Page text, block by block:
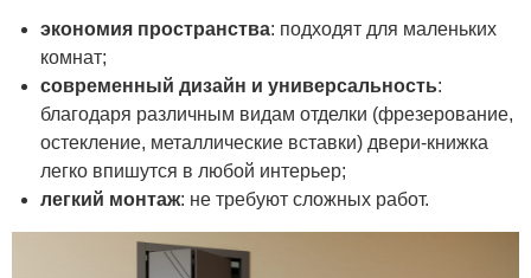
экономия пространства: подходят для маленьких
комнат;
современный дизайн и универсальность:
благодаря различным видам отделки (фрезерование,
остекление, металлические вставки) двери-книжка
легко впишутся в любой интерьер;
легкий монтаж: не требуют сложных работ.